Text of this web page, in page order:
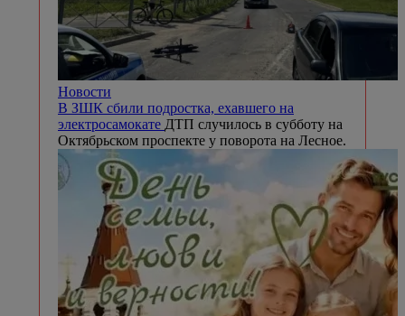
Новости
В ЗШК сбили подростка, ехавшего на
электросамокате ДТП случилось в субботу на
Октябрьском проспекте у поворота на Лесное.